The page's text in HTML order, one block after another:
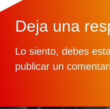
Deja una
Lo siento, debes
publicar un